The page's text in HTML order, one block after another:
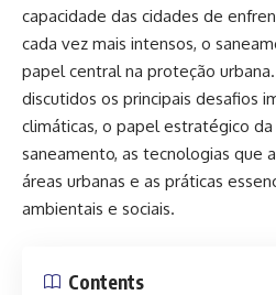
capacidade das cidades de
cada vez mais intensos, o
papel central na proteção
discutidos os principais desafios
climáticas, o papel estratégico
saneamento, as tecnologias que
áreas urbanas e as práticas
ambientais e sociais.
Contents